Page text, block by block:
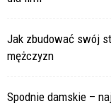
Jak zbudować swój
mężczyzn
Spodnie damskie –